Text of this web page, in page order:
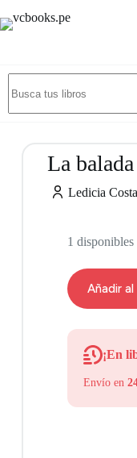
La
Ledicia
1 disponibles
Añadir
¡En
Envío en